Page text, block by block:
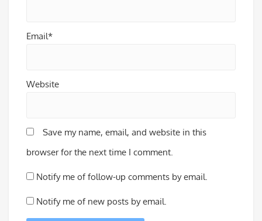
Email*
Website
Save my name, email, and website in this
browser for the next time I comment.
Notify me of follow-up comments by email.
Notify me of new posts by email.